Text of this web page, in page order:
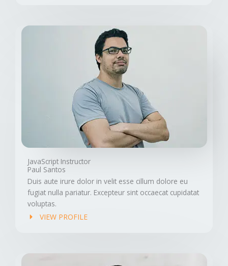
JavaScript Instructor
Paul Santos
Duis aute irure dolor in velit esse cillum dolore eu
fugiat nulla pariatur. Excepteur sint occaecat cupidatat
voluptas.
VIEW PROFILE